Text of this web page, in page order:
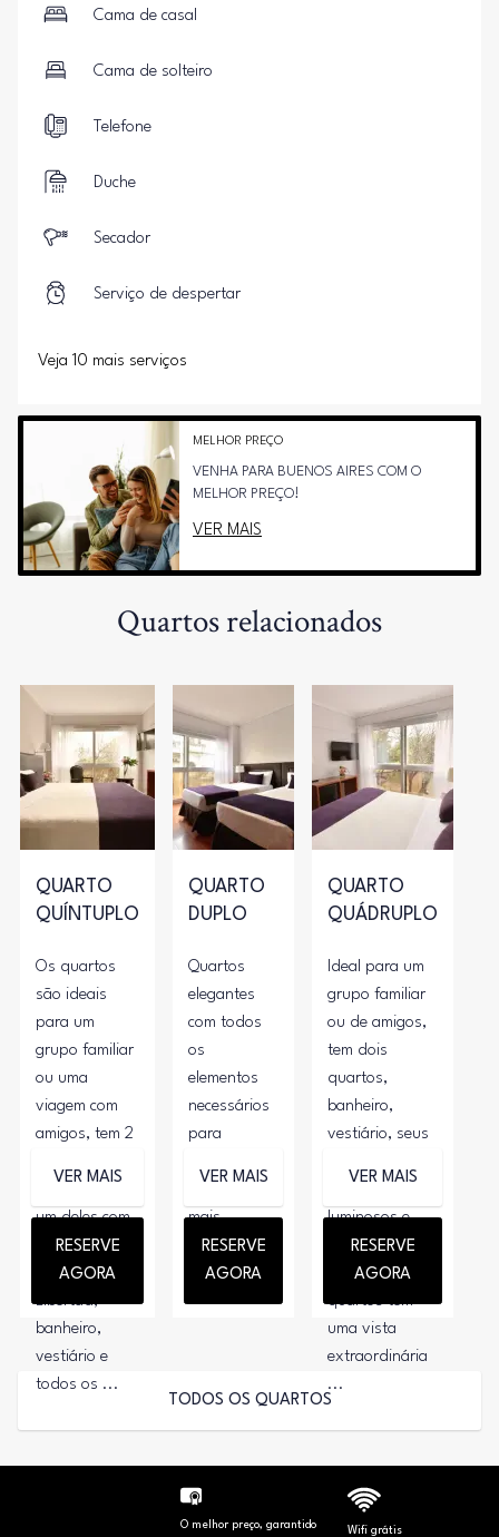
Cama de casal
Cama de solteiro
Telefone
Duche
Secador
Serviço de despertar
Veja 10 mais serviços
MELHOR PREÇO
VENHA PARA BUENOS AIRES COM O
MELHOR PREÇO!
VER MAIS
Quartos relacionados
QUARTO
QUÍNTUPLO
Os quartos
são ideais
para um
grupo familiar
ou uma
viagem com
amigos, tem 2
um deles com
vista para a
Plaza
Libertad,
banheiro,
vestiário e
todos os ...
VER MAIS
RESERVE
AGORA
QUARTO
DUPLO
Quartos
elegantes
com todos
os
elementos
necessários
para
mais
confortável.
VER MAIS
RESERVE
AGORA
QUARTO
QUÁDRUPLO
Ideal para um
grupo familiar
ou de amigos,
tem dois
quartos,
banheiro,
vestiário, seus
luminosos e
confortáveis,
um dos
quartos tem
uma vista
extraordinária
...
VER MAIS
RESERVE
AGORA
TODOS OS QUARTOS
O melhor preço, garantido Wifi grátis